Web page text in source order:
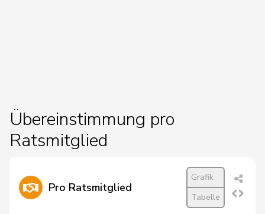
Übereinstimmung pro
Ratsmitglied
Pro Ratsmitglied
Grafik
Tabelle